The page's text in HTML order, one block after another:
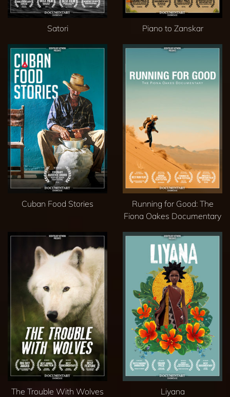
Satori Piano to Zanskar
Cuban Food Stories
Running for Good: The
Fiona Oakes Documentary
The Trouble With Wolves Liyana